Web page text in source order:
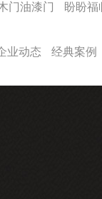
门油漆门 盼盼福
业动态 经典案例